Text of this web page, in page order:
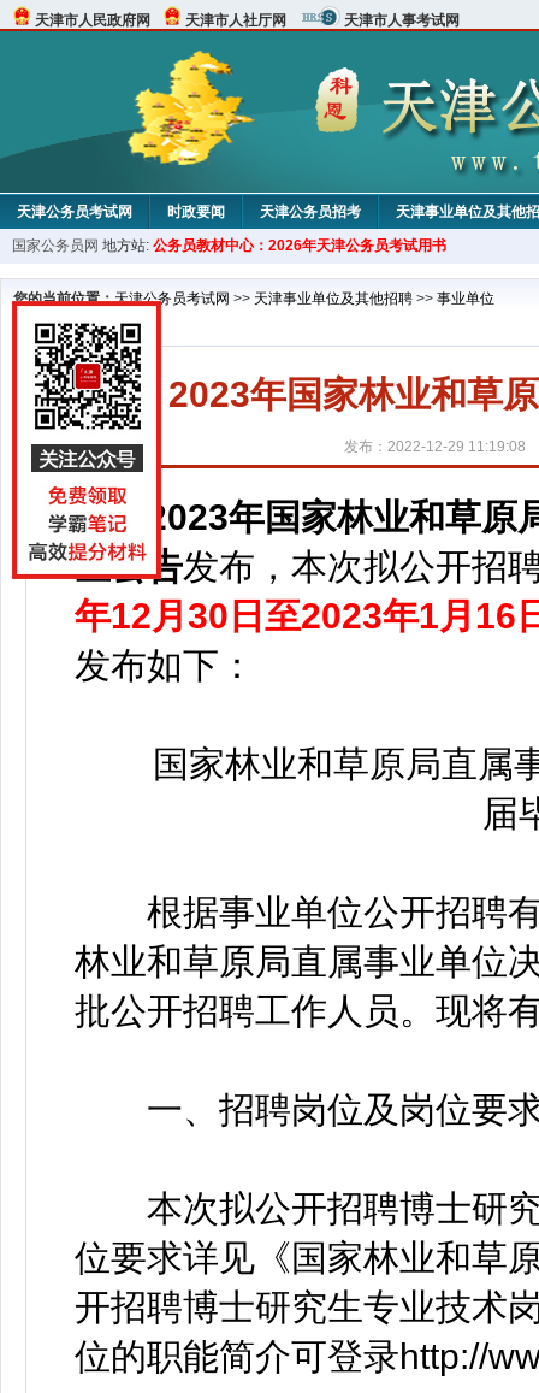
天津市人民政府网 天津市人社厅网 天津市人事考试网
天津公务员考试网 时政要闻 天津公务员招考 天津事业单位及其他
考试论坛 教材中心
国家公务员网 地方站: 公务员教材中心：2026年天津公务员考试用书
您的当前位置：天津公务员考试网 >> 天津事业单位及其他招聘 >> 事业单位
2023年国家林业和草
发布：2022-12-29 11:19:08
2023年国家林业和草
生公告发布， 本次拟公开招
年12月30日至2023年1月16
发布如下：
国家林业和草原局直属事
届
根据事业单位公开招聘有
林业和草原局直属事业单位
批公开招聘工作人员。现将
一、招聘岗位及岗位要
本次拟公开招聘博士研究
位要求详见《国家林业和草
开招聘博士研究生专业技术
位的职能简介可登录http://